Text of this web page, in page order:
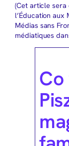
(Cet article sera
l’Éducation aux
Médias sans
médiatiques
Co